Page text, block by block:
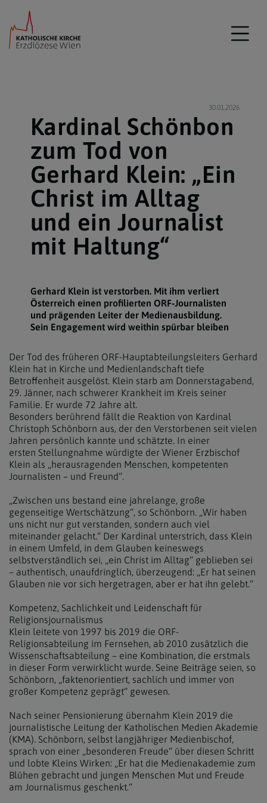
30.01.2026
Kardinal Schönbon
zum Tod von
Gerhard Klein: „Ein
Christ im Alltag
und ein Journalist
mit Haltung“
Gerhard Klein ist verstorben. Mit ihm verliert
Österreich einen profilierten ORF‑Journalisten
und prägenden Leiter der Medienausbildung.
Sein Engagement wird weithin spürbar bleiben
Der Tod des früheren ORF-Hauptabteilungsleiters Gerhard
Klein hat in Kirche und Medienlandschaft tiefe
Betroffenheit ausgelöst. Klein starb am Donnerstagabend,
29. Jänner, nach schwerer Krankheit im Kreis seiner
Familie. Er wurde 72 Jahre alt.
Besonders berührend fällt die Reaktion von Kardinal
Christoph Schönborn aus, der den Verstorbenen seit vielen
Jahren persönlich kannte und schätzte. In einer
ersten Stellungnahme würdigte der Wiener Erzbischof
Klein als „herausragenden Menschen, kompetenten
Journalisten – und Freund“.
„Zwischen uns bestand eine jahrelange, große
gegenseitige Wertschätzung“, so Schönborn. „Wir haben
uns nicht nur gut verstanden, sondern auch viel
miteinander gelacht.“ Der Kardinal unterstrich, dass Klein
in einem Umfeld, in dem Glauben keineswegs
selbstverständlich sei, „ein Christ im Alltag“ geblieben sei
– authentisch, unaufdringlich, überzeugend: „Er hat seinen
Glauben nie vor sich hergetragen, aber er hat ihn gelebt.“
Kompetenz, Sachlichkeit und Leidenschaft für
Religionsjournalismus
Klein leitete von 1997 bis 2019 die ORF-
Religionsabteilung im Fernsehen, ab 2010 zusätzlich die
Wissenschaftsabteilung – eine Kombination, die erstmals
in dieser Form verwirklicht wurde. Seine Beiträge seien, so
Schönborn, „faktenorientiert, sachlich und immer von
großer Kompetenz geprägt“ gewesen.
Nach seiner Pensionierung übernahm Klein 2019 die
journalistische Leitung der Katholischen Medien Akademie
(KMA). Schönborn, selbst langjähriger Medienbischof,
sprach von einer „besonderen Freude“ über diesen Schritt
und lobte Kleins Wirken: „Er hat die Medienakademie zum
Blühen gebracht und jungen Menschen Mut und Freude
am Journalismus geschenkt.“